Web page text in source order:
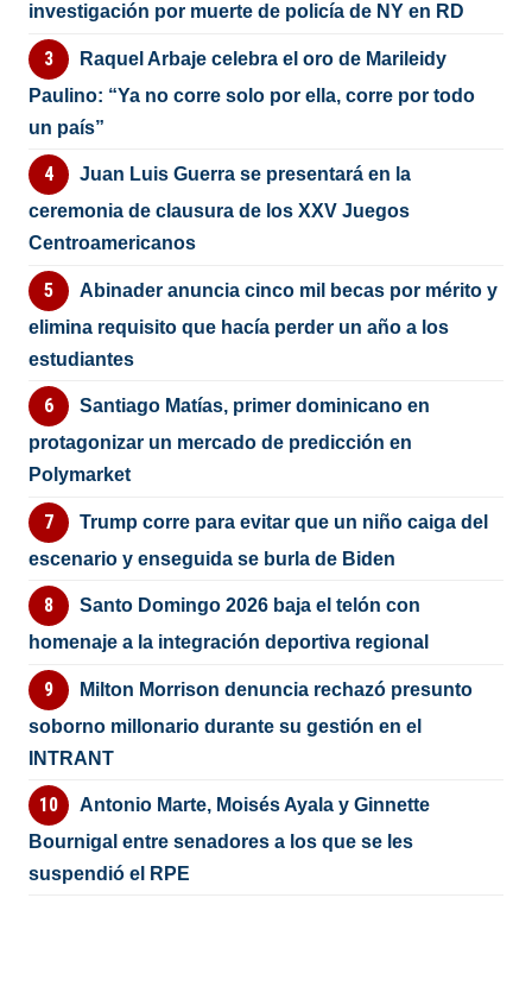
investigación por muerte de policía de NY en RD
Raquel Arbaje celebra el oro de Marileidy
Paulino: “Ya no corre solo por ella, corre por todo
un país”
Juan Luis Guerra se presentará en la
ceremonia de clausura de los XXV Juegos
Centroamericanos
Abinader anuncia cinco mil becas por mérito y
elimina requisito que hacía perder un año a los
estudiantes
Santiago Matías, primer dominicano en
protagonizar un mercado de predicción en
Polymarket
Trump corre para evitar que un niño caiga del
escenario y enseguida se burla de Biden
Santo Domingo 2026 baja el telón con
homenaje a la integración deportiva regional
Milton Morrison denuncia rechazó presunto
soborno millonario durante su gestión en el
INTRANT
Antonio Marte, Moisés Ayala y Ginnette
Bournigal entre senadores a los que se les
suspendió el RPE